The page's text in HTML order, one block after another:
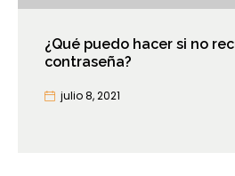
¿Qué puedo hacer si no
contraseña?
julio 8, 2021